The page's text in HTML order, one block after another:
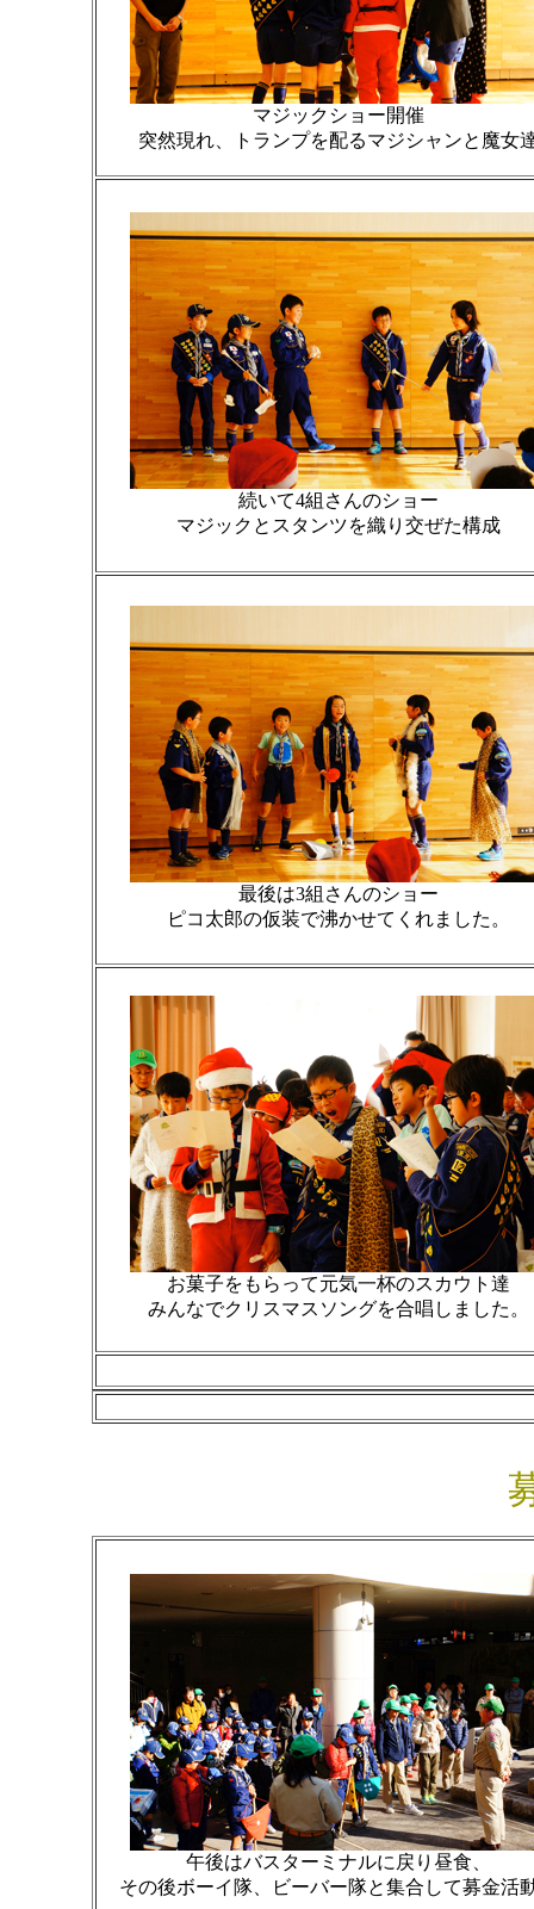
マジックショー開催
突然現れ、トランプを配るマジシャンと魔女
続いて4組さんのショー
マジックとスタンツを織り交ぜた構成
最後は3組さんのショー
ピコ太郎の仮装で沸かせてくれました。
お菓子をもらって元気一杯のスカウト達
みんなでクリスマスソングを合唱しました。
午後はバスターミナルに戻り昼食、
その後ボーイ隊、ビーバー隊と集合して募金活